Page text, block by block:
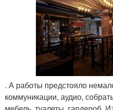
. А работы предстояло
коммуникации, аудио,